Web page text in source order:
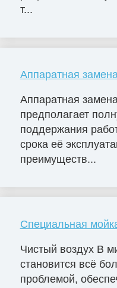
т...
Аппаратная
Аппаратная
предполагает
поддержания
срока её
преимуществ...
Специальная
Чистый воздух В
становится всё
проблемой,